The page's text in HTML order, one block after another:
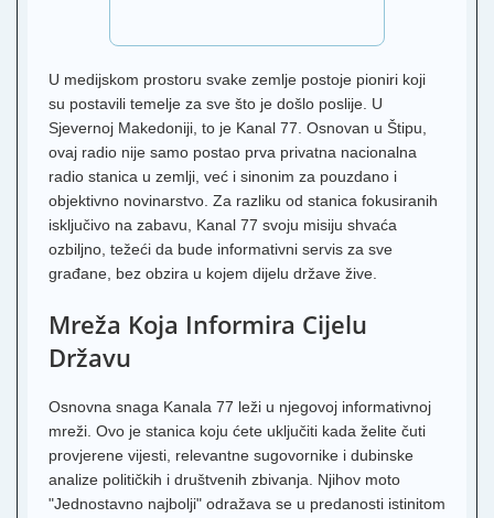
U medijskom prostoru svake zemlje postoje pioniri koji
su postavili temelje za sve što je došlo poslije. U
Sjevernoj Makedoniji, to je Kanal 77. Osnovan u Štipu,
ovaj radio nije samo postao prva privatna nacionalna
radio stanica u zemlji, već i sinonim za pouzdano i
objektivno novinarstvo. Za razliku od stanica fokusiranih
isključivo na zabavu, Kanal 77 svoju misiju shvaća
ozbiljno, težeći da bude informativni servis za sve
građane, bez obzira u kojem dijelu države žive.
Mreža Koja Informira Cijelu
Državu
Osnovna snaga Kanala 77 leži u njegovoj informativnoj
mreži. Ovo je stanica koju ćete uključiti kada želite čuti
provjerene vijesti, relevantne sugovornike i dubinske
analize političkih i društvenih zbivanja. Njihov moto
"Jednostavno najbolji" odražava se u predanosti istinitom